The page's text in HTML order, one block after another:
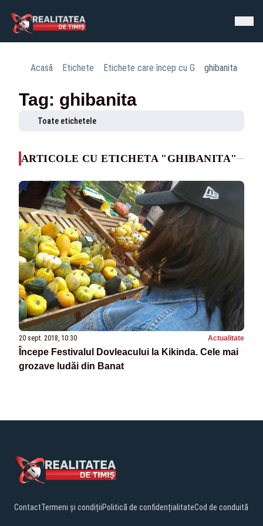
Acasă Etichete Etichete care încep cu G ghibanita
Tag: ghibanita
Toate etichetele
ARTICOLE CU ETICHETA "GHIBANITA"
20 sept. 2018, 10:30 Actualitate
Începe Festivalul Dovleacului la Kikinda. Cele mai
grozave ludăi din Banat
ContactTermeni și condițiiPolitică de confidențialitateCod de conduită